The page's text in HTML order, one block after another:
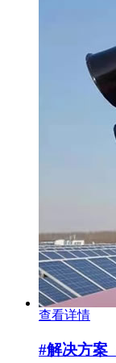
查看详情
#解决方案